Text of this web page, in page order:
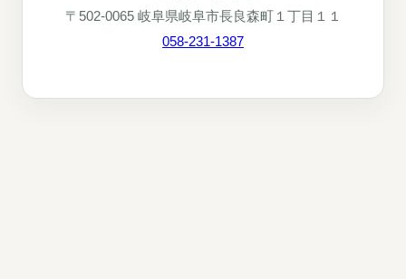
〒502-0065 岐阜県岐阜市長良森町１丁目１１
058-231-1387